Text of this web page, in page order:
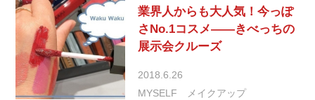
業界人からも大人気！今っぽ
さNo.1コスメ――きべっちの
展示会クルーズ
2018.6.26
MYSELF
メイクアップ